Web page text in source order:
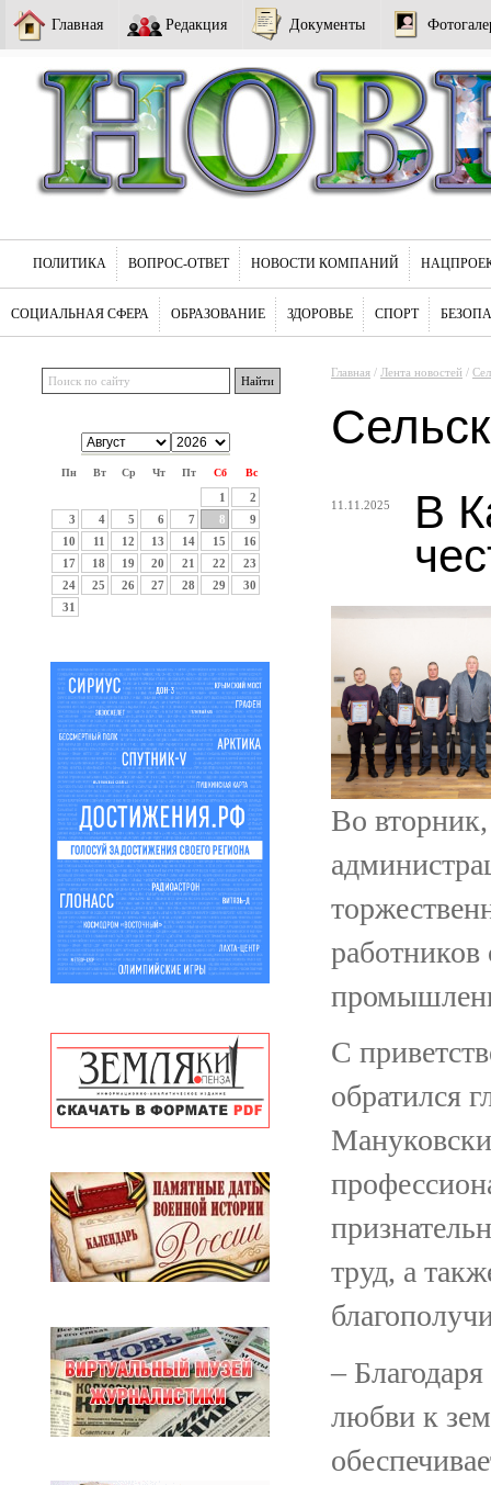
Главная Редакция Документы
ПОЛИТИКА ВОПРОС-ОТВЕТ НОВОСТИ КОМПАНИЙ
СОЦИАЛЬНАЯ СФЕРА ОБРАЗОВАНИЕ ЗДОРОВЬЕ СПОРТ
Пн Вт Ср Чт Пт Сб Вс
1
2
3
4 5 6 7 8
9
10
11 12 13 14 15
16
17
18 19 20 21 22
23
24
25 26 27 28 29
30
31
Главная / Лента новостей /
11.11.2025
В
Во
работников
С
обратился
труд, а
–
любви к